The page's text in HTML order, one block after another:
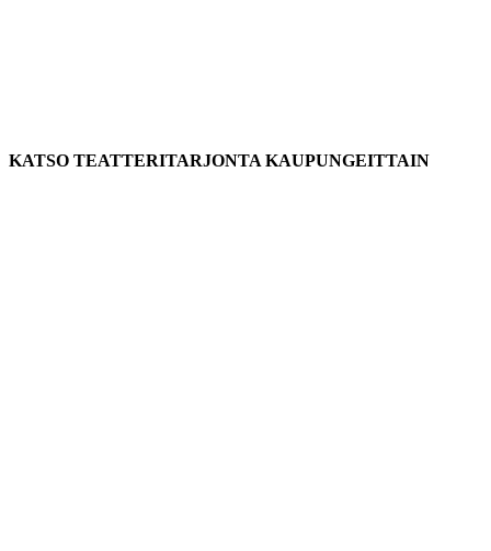
KATSO TEATTERITARJONTA KAUPUNGEITTAIN